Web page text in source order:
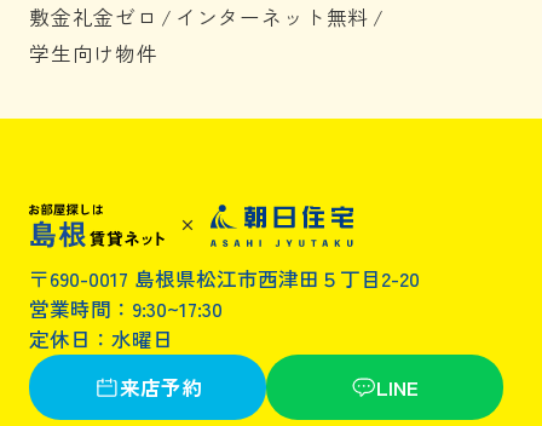
敷金礼金ゼロ / インターネット無料 /
学生向け物件
〒690-0017 島根県松江市西津田５丁目2-20
営業時間：9:30~17:30
定休日：水曜日
来店予約
LINE